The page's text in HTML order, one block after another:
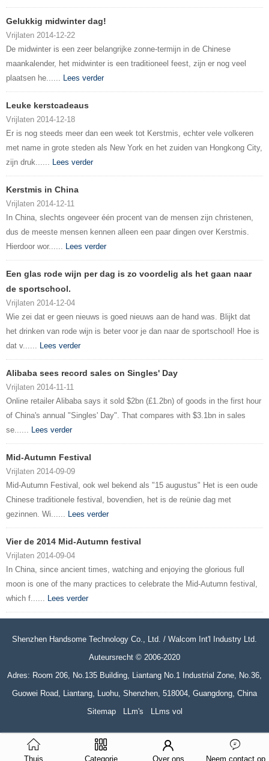
Gelukkig midwinter dag!
Vrijlaten 2014-12-22
De midwinter is een zeer belangrijke zonne-termijn in de Chinese
maankalender, het midwinter is een traditioneel feest, zijn er nog veel
plaatsen he...... Lees verder
Leuke kerstcadeaus
Vrijlaten 2014-12-18
Er is nog steeds meer dan een week tot Kerstmis, echter vele volkeren
met name in grote steden als New York en het zuiden van Hongkong City,
zijn druk...... Lees verder
Kerstmis in China
Vrijlaten 2014-12-11
In China, slechts ongeveer één procent van de mensen zijn christenen,
dus de meeste mensen kennen alleen een paar dingen over Kerstmis.
Hierdoor wor...... Lees verder
Een glas rode wijn per dag is zo voordelig als het gaan naar
de sportschool.
Vrijlaten 2014-12-04
Wie zei dat er geen nieuws is goed nieuws aan de hand was. Blijkt dat
het drinken van rode wijn is beter voor je dan naar de sportschool! Hoe is
dat v...... Lees verder
Alibaba sees record sales on Singles' Day
Vrijlaten 2014-11-11
Online retailer Alibaba says it sold $2bn (£1.2bn) of goods in the first hour
of China's annual "Singles' Day". That compares with $3.1bn in sales
se...... Lees verder
Mid-Autumn Festival
Vrijlaten 2014-09-09
Mid-Autumn Festival, ook wel bekend als "15 augustus" Het is een oude
Chinese traditionele festival, bovendien, het is de reünie dag met
gezinnen. Wi...... Lees verder
Vier de 2014 Mid-Autumn festival
Vrijlaten 2014-09-04
In China, since ancient times, watching and enjoying the glorious full
moon is one of the many practices to celebrate the Mid-Autumn festival,
which f...... Lees verder
Shenzhen Handsome Technology Co., Ltd. / Walcom Int'l Industry Ltd.
Auteursrecht © 2006-2020
Adres: Room 206, No.135 Building, Liantang No.1 Industrial Zone, No.36,
Guowei Road, Liantang, Luohu, Shenzhen, 518004, Guangdong, China
Sitemap
LLm's LLms vol
Thuis Categorie Over ons Neem contact op